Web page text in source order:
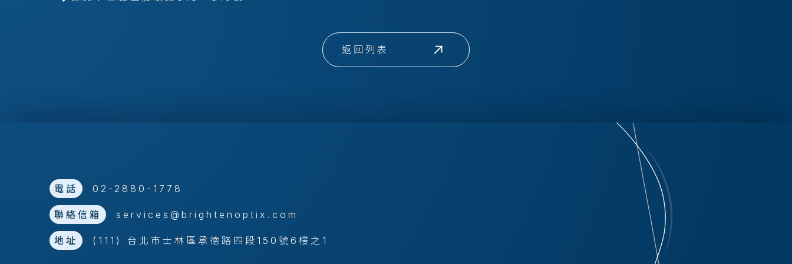
返回列表
電話 02-2880-1778
聯絡信箱 services@brightenoptix.com
地址 (111) 台北市士林區承德路四段150號6樓之1